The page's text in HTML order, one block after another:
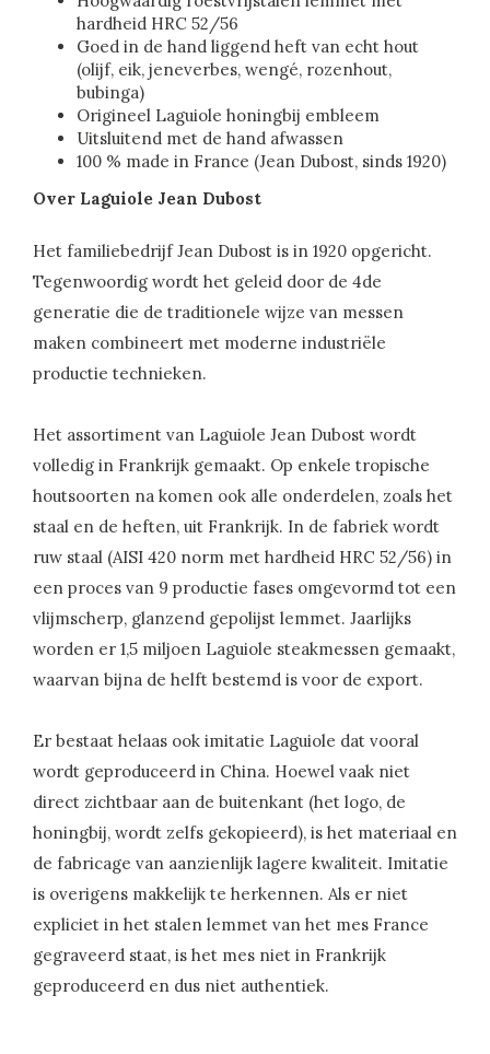
hardheid HRC 52/56
Goed in de hand liggend heft van echt hout
(olijf, eik, jeneverbes, wengé, rozenhout,
bubinga)
Origineel Laguiole honingbij embleem
Uitsluitend met de hand afwassen
100 % made in France (Jean Dubost, sinds 1920)
Over Laguiole Jean Dubost
Het familiebedrijf Jean Dubost is in 1920 opgericht.
Tegenwoordig wordt het geleid door de 4de
generatie die de traditionele wijze van messen
maken combineert met moderne industriële
productie technieken.
Het assortiment van Laguiole Jean Dubost wordt
volledig in Frankrijk gemaakt. Op enkele tropische
houtsoorten na komen ook alle onderdelen, zoals het
staal en de heften, uit Frankrijk. In de fabriek wordt
ruw staal (AISI 420 norm met hardheid HRC 52/56) in
een proces van 9 productie fases omgevormd tot een
vlijmscherp, glanzend gepolijst lemmet. Jaarlijks
worden er 1,5 miljoen Laguiole steakmessen gemaakt,
waarvan bijna de helft bestemd is voor de export.
Er bestaat helaas ook imitatie Laguiole dat vooral
wordt geproduceerd in China. Hoewel vaak niet
direct zichtbaar aan de buitenkant (het logo, de
honingbij, wordt zelfs gekopieerd), is het materiaal en
de fabricage van aanzienlijk lagere kwaliteit. Imitatie
is overigens makkelijk te herkennen. Als er niet
expliciet in het stalen lemmet van het mes France
gegraveerd staat, is het mes niet in Frankrijk
geproduceerd en dus niet authentiek.